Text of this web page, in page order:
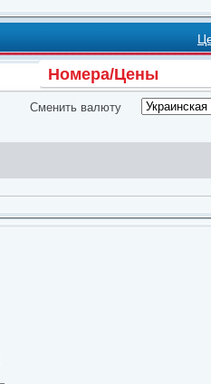
Номера/Цены
Сменить валюту